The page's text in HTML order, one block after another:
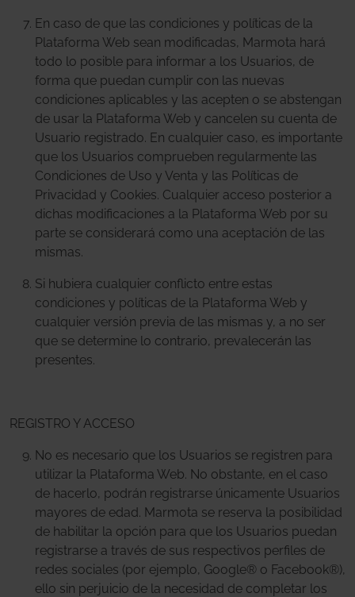
En caso de que las condiciones y políticas de la
Plataforma Web sean modificadas, Marmota hará
todo lo posible para informar a los Usuarios, de
forma que puedan cumplir con las nuevas
condiciones aplicables y las acepten o se abstengan
de usar la Plataforma Web y cancelen su cuenta de
Usuario registrado. En cualquier caso, es importante
que los Usuarios comprueben regularmente las
Condiciones de Uso y Venta y las Políticas de
Privacidad y Cookies. Cualquier acceso posterior a
dichas modificaciones a la Plataforma Web por su
parte se considerará como una aceptación de las
mismas.
Si hubiera cualquier conflicto entre estas
condiciones y políticas de la Plataforma Web y
cualquier versión previa de las mismas y, a no ser
que se determine lo contrario, prevalecerán las
presentes.
REGISTRO Y ACCESO
No es necesario que los Usuarios se registren para
utilizar la Plataforma Web. No obstante, en el caso
de hacerlo, podrán registrarse únicamente Usuarios
mayores de edad. Marmota se reserva la posibilidad
de habilitar la opción para que los Usuarios puedan
registrarse a través de sus respectivos perfiles de
redes sociales (por ejemplo, Google® o Facebook®),
ello sin perjuicio de la necesidad de completar los